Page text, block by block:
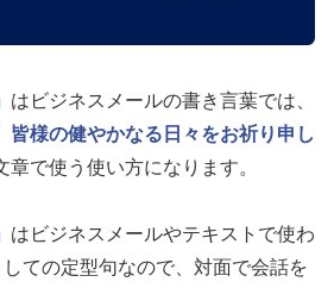
はビジネスメールの書き言葉では、
皆様の健やかなる日々をお祈り申し
章で使う使い方になります。
はビジネスメールやテキストで使わ
ての定型句なので、対面で会話を